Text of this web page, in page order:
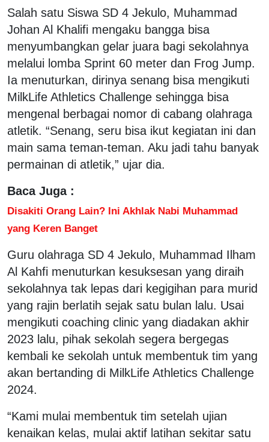
Salah satu Siswa SD 4 Jekulo, Muhammad
Johan Al Khalifi mengaku bangga bisa
menyumbangkan gelar juara bagi sekolahnya
melalui lomba Sprint 60 meter dan Frog Jump.
Ia menuturkan, dirinya senang bisa mengikuti
MilkLife Athletics Challenge sehingga bisa
mengenal berbagai nomor di cabang olahraga
atletik. “Senang, seru bisa ikut kegiatan ini dan
main sama teman-teman. Aku jadi tahu banyak
permainan di atletik,” ujar dia.
Baca Juga :
Disakiti Orang Lain? Ini Akhlak Nabi Muhammad
yang Keren Banget
Guru olahraga SD 4 Jekulo, Muhammad Ilham
Al Kahfi menuturkan kesuksesan yang diraih
sekolahnya tak lepas dari kegigihan para murid
yang rajin berlatih sejak satu bulan lalu. Usai
mengikuti coaching clinic yang diadakan akhir
2023 lalu, pihak sekolah segera bergegas
kembali ke sekolah untuk membentuk tim yang
akan bertanding di MilkLife Athletics Challenge
2024.
“Kami mulai membentuk tim setelah ujian
kenaikan kelas, mulai aktif latihan sekitar satu